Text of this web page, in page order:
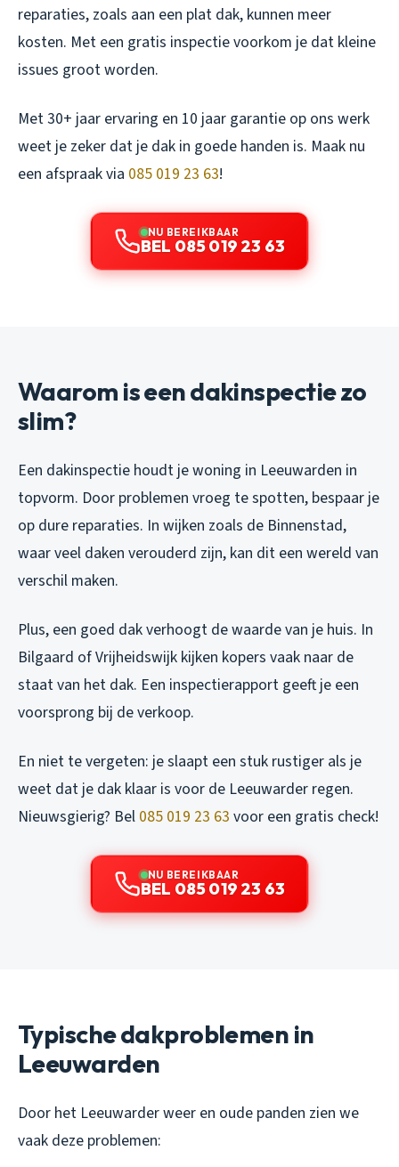
reparaties, zoals aan een plat dak, kunnen meer
kosten. Met een gratis inspectie voorkom je dat kleine
issues groot worden.
Met 30+ jaar ervaring en 10 jaar garantie op ons werk
weet je zeker dat je dak in goede handen is. Maak nu
een afspraak via 085 019 23 63!
NU BEREIKBAAR
BEL 085 019 23 63
Waarom is een dakinspectie zo
slim?
Een dakinspectie houdt je woning in Leeuwarden in
topvorm. Door problemen vroeg te spotten, bespaar je
op dure reparaties. In wijken zoals de Binnenstad,
waar veel daken verouderd zijn, kan dit een wereld van
verschil maken.
Plus, een goed dak verhoogt de waarde van je huis. In
Bilgaard of Vrijheidswijk kijken kopers vaak naar de
staat van het dak. Een inspectierapport geeft je een
voorsprong bij de verkoop.
En niet te vergeten: je slaapt een stuk rustiger als je
weet dat je dak klaar is voor de Leeuwarder regen.
Nieuwsgierig? Bel 085 019 23 63 voor een gratis check!
NU BEREIKBAAR
BEL 085 019 23 63
Typische dakproblemen in
Leeuwarden
Door het Leeuwarder weer en oude panden zien we
vaak deze problemen: